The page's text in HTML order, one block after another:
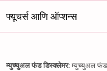
फ्यूचर्स आणि ऑप्शन्स
म्युच्युअल फंड डिस्क्लेमर: म्युच्युअल फंड